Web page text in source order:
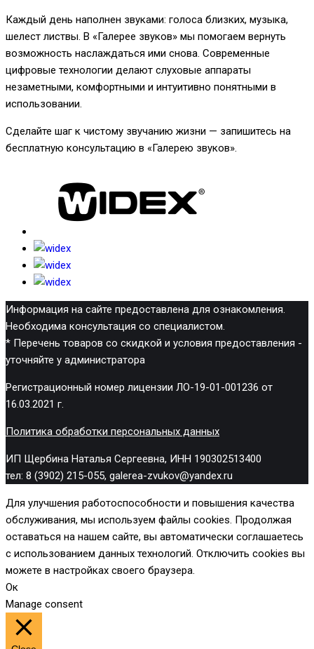
Каждый день наполнен звуками: голоса близких, музыка,
шелест листвы. В «Галерее звуков» мы помогаем вернуть
возможность наслаждаться ими снова. Современные
цифровые технологии делают слуховые аппараты
незаметными, комфортными и интуитивно понятными в
использовании.
Сделайте шаг к чистому звучанию жизни — запишитесь на
бесплатную консультацию в «Галерею звуков».
Информация на сайте предоставлена для ознакомления.
Необходима консультация со специалистом.
* Перечень товаров со скидкой и условия предоставления -
уточняйте у администратора
Регистрационный номер лицензии ЛО-19-01-001236 от
16.03.2021 г.
Политика обработки персональных данных
ИП Щербина Наталья Сергеевна, ИНН 190302513400
тел: 8 (3902) 215-055, galerea-zvukov@yandex.ru
Для улучшения работоспособности и повышения качества
обслуживания, мы используем файлы cookies. Продолжая
оставаться на нашем сайте, вы автоматически соглашаетесь
с использованием данных технологий. Отключить cookies вы
можете в настройках своего браузера.
Ок
Manage consent